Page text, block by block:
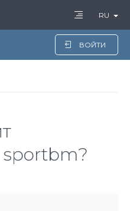
ВОЙТИ
RU
sportbm?